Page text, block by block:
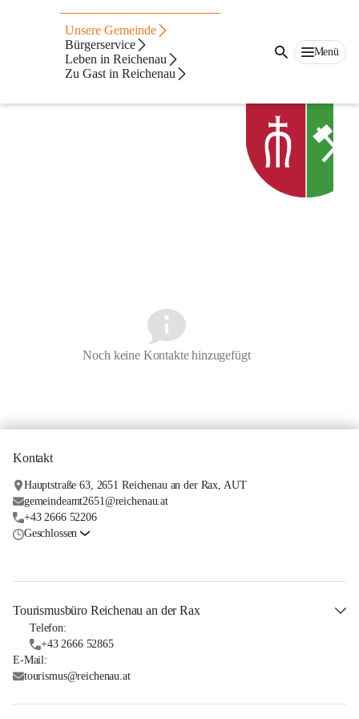
Unsere Gemeinde
Bürgerservice
Leben in Reichenau
Zu Gast in Reichenau
Menü
Bürgerservicebüro
Noch keine Kontakte hinzugefügt
Kontakt
Hauptstraße 63, 2651 Reichenau an der Rax, AUT
gemeindeamt2651@reichenau.at
+43 2666 52206
Geschlossen
Tourismusbüro Reichenau an der Rax
Telefon:
+43 2666 52865
E-Mail:
tourismus@reichenau.at